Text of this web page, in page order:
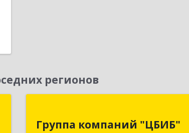
регионов
Группа компаний "ЦБИБ"